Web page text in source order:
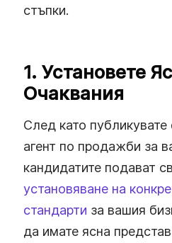
стъпки.
1. Установете
Очаквания
След като
агент по продажби за
кандидатите подават
установяване на
стандарти за вашия
да имате ясна